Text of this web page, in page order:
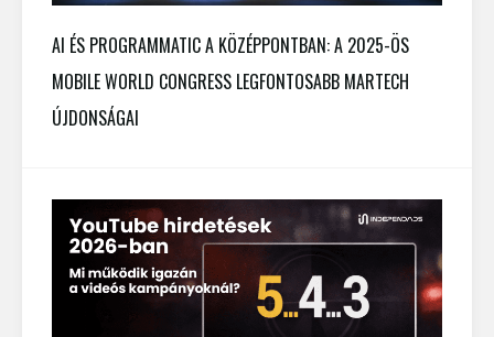
AI ÉS PROGRAMMATIC A KÖZÉPPONTBAN: A 2025-ÖS
MOBILE WORLD CONGRESS LEGFONTOSABB MARTECH
ÚJDONSÁGAI